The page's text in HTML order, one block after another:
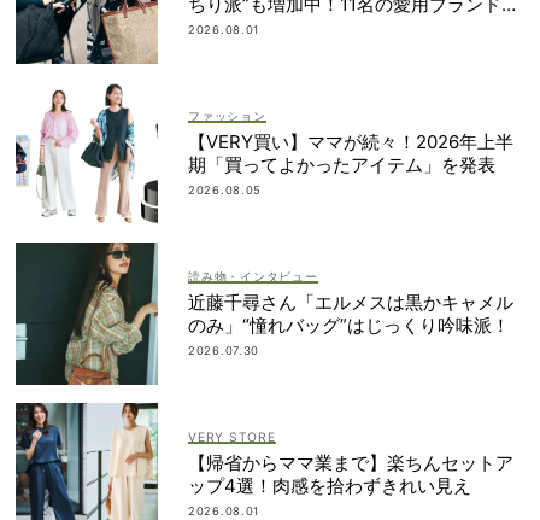
は？
2026.08.01
ファッション
【VERY買い】ママが続々！2026年上半
期「買ってよかったアイテム」を発表
2026.08.05
読み物・インタビュー
近藤千尋さん「エルメスは黒かキャメル
のみ」“憧れバッグ”はじっくり吟味派！
2026.07.30
VERY STORE
【帰省からママ業まで】楽ちんセットア
ップ4選！肉感を拾わずきれい見え
2026.08.01